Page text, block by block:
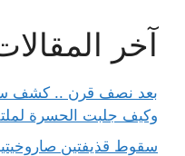
آخر
بعد نصف قرن .. كشف
وكيف جلبت الحسرة
سقوط قذيفتين